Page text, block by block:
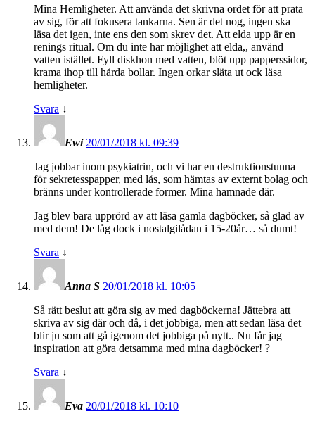
Mina Hemligheter. Att använda det skrivna ordet för att prata
av sig, för att fokusera tankarna. Sen är det nog, ingen ska
läsa det igen, inte ens den som skrev det. Att elda upp är en
renings ritual. Om du inte har möjlighet att elda,, använd
vatten istället. Fyll diskhon med vatten, blöt upp papperssidor,
krama ihop till hårda bollar. Ingen orkar släta ut ock läsa
hemligheter.
Svara ↓
Ewi 20/01/2018 kl. 09:39
Jag jobbar inom psykiatrin, och vi har en destruktionstunna
för sekretesspapper, med lås, som hämtas av externt bolag och
bränns under kontrollerade former. Mina hamnade där.
Jag blev bara upprörd av att läsa gamla dagböcker, så glad av
med dem! De låg dock i nostalgilådan i 15-20år… så dumt!
Svara ↓
Anna S 20/01/2018 kl. 10:05
Så rätt beslut att göra sig av med dagböckerna! Jättebra att
skriva av sig där och då, i det jobbiga, men att sedan läsa det
blir ju som att gå igenom det jobbiga på nytt.. Nu får jag
inspiration att göra detsamma med mina dagböcker! ?
Svara ↓
Eva 20/01/2018 kl. 10:10